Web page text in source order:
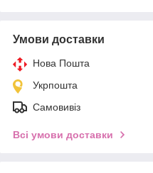
Умови доставки
Нова Пошта
Укрпошта
Самовивіз
Всі умови доставки